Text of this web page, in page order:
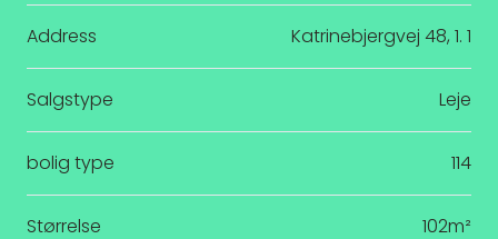
Address Katrinebjergvej 48, 1. 1
Salgstype Leje
bolig type 114
Størrelse 102m²